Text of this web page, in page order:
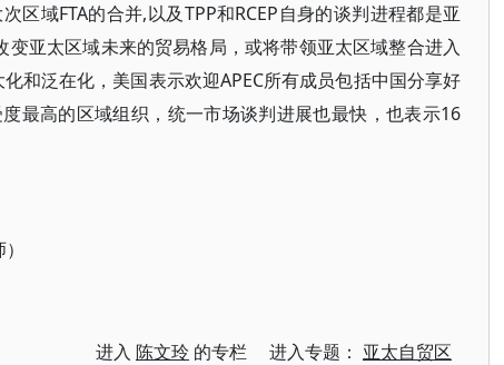
区域FTA的合并,以及TPP和RCEP自身的谈判进程都是亚
亚太区域未来的贸易格局，或将带领亚太区域整合进入
和泛在化，美国表示欢迎APEC所有成员包括中国分享好
最高的区域组织，统一市场谈判进展也最快，也表示16
进入 陈文玲 的专栏 进入专题： 亚太自贸区